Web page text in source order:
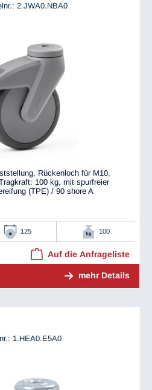
2.JWA0.NBA0
Rückenloch für M10,
100 kg, mit spurfreier
(TPE) / 90 shore A
125 100
Auf die Anfrageliste
mehr Details
1.HEA0.E5A0